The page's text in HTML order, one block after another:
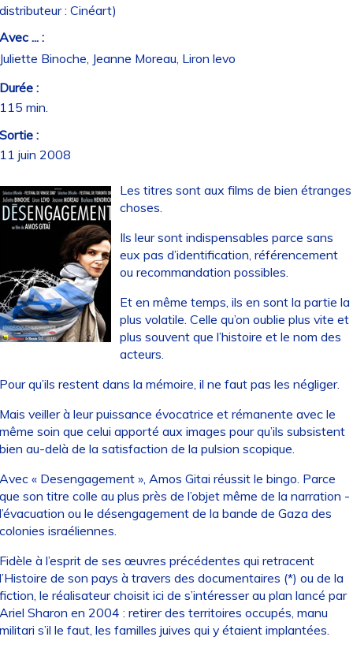
: Cinéart)
... :
Binoche, Jeanne Moreau, Liron levo
:
min.
:
juin 2008
Les titres sont aux films de bien étranges
choses.
Ils leur sont indispensables parce sans
eux pas d’identification, référencement
ou recommandation possibles.
Et en même temps, ils en sont la partie la
plus volatile. Celle qu’on oublie plus vite et
plus souvent que l’histoire et le nom des
acteurs.
qu’ils restent dans la mémoire, il ne faut pas les négliger.
veiller à leur puissance évocatrice et rémanente avec le
soin que celui apporté aux images pour qu’ils subsistent
au-delà de la satisfaction de la pulsion scopique.
« Desengagement », Amos Gitai réussit le bingo. Parce
son titre colle au plus près de l’objet même de la narration -
ou le désengagement de la bande de Gaza des
israéliennes.
à l’esprit de ses œuvres précédentes qui retracent
de son pays à travers des documentaires (*) ou de la
le réalisateur choisit ici de s’intéresser au plan lancé par
Sharon en 2004 : retirer des territoires occupés, manu
s’il le faut, les familles juives qui y étaient implantées.